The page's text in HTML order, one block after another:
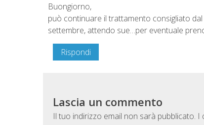
Buongiorno,
può continuare il trattamento consigliato
settembre, attendo sue…per eventuale
Rispondi
Lascia un commento
Il tuo indirizzo email non sarà pubblicato. I